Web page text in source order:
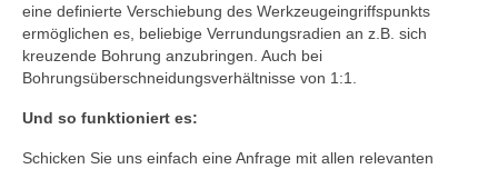
eine definierte Verschiebung des Werkzeugeingriffspunkts
ermöglichen es, beliebige Verrundungsradien an z.B. sich
kreuzende Bohrung anzubringen. Auch bei
Bohrungsüberschneidungsverhältnisse von 1:1.
Und so funktioniert es:
Schicken Sie uns einfach eine Anfrage mit allen relevanten